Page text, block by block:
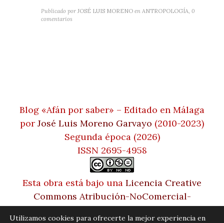
Publicado por JOSÉ LUIS MORENO en ANTROPOLOGÍA,0
comentarios
Blog «Afán por saber» – Editado en Málaga
por José Luis Moreno Garvayo (2010-2023)
Segunda época (2026)
ISSN 2695-4958
Esta obra está bajo una Licencia Creative
Commons Atribución-NoComercial-
SinDerivadas 4.0 Internacional
Utilizamos cookies para ofrecerte la mejor experiencia en